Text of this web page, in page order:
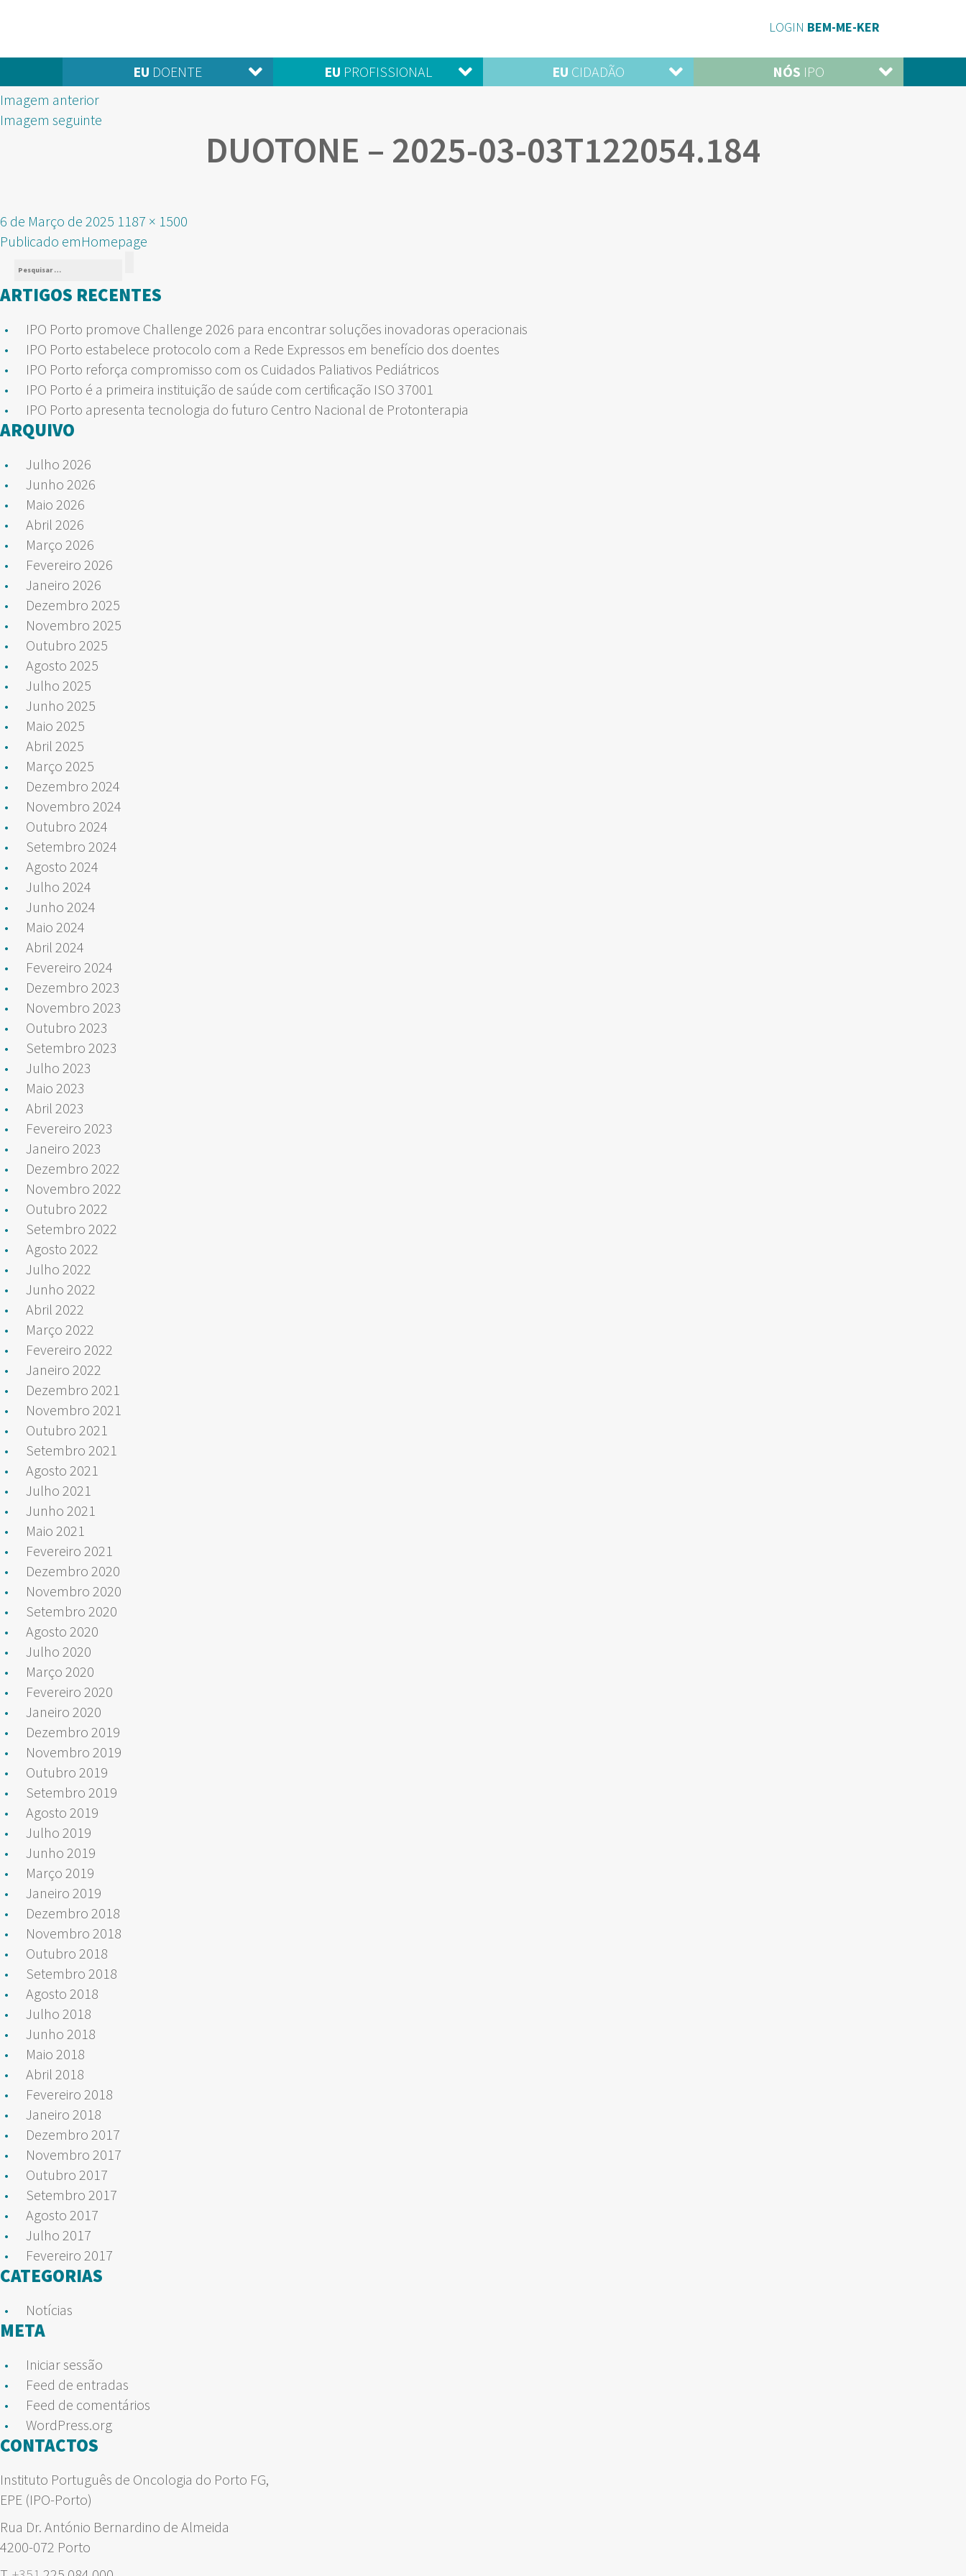
LOGIN BEM-ME-KER
EU DOENTE EU PROFISSIONAL EU CIDADÃO NÓS IPO
Imagem anterior
Imagem seguinte
DUOTONE – 2025-03-03T122054.184
Publicado
em
6 de Março de 2025 Tamanho
real
1187 × 1500
NAVEGAÇÃO
DE
ARTIGOS
Publicado emHomepage
Pesquisar
por:
ARTIGOS RECENTES
IPO Porto promove Challenge 2026 para encontrar soluções inovadoras operacionais
IPO Porto estabelece protocolo com a Rede Expressos em benefício dos doentes
IPO Porto reforça compromisso com os Cuidados Paliativos Pediátricos
IPO Porto é a primeira instituição de saúde com certificação ISO 37001
IPO Porto apresenta tecnologia do futuro Centro Nacional de Protonterapia
ARQUIVO
Julho 2026
Junho 2026
Maio 2026
Abril 2026
Março 2026
Fevereiro 2026
Janeiro 2026
Dezembro 2025
Novembro 2025
Outubro 2025
Agosto 2025
Julho 2025
Junho 2025
Maio 2025
Abril 2025
Março 2025
Dezembro 2024
Novembro 2024
Outubro 2024
Setembro 2024
Agosto 2024
Julho 2024
Junho 2024
Maio 2024
Abril 2024
Fevereiro 2024
Dezembro 2023
Novembro 2023
Outubro 2023
Setembro 2023
Julho 2023
Maio 2023
Abril 2023
Fevereiro 2023
Janeiro 2023
Dezembro 2022
Novembro 2022
Outubro 2022
Setembro 2022
Agosto 2022
Julho 2022
Junho 2022
Abril 2022
Março 2022
Fevereiro 2022
Janeiro 2022
Dezembro 2021
Novembro 2021
Outubro 2021
Setembro 2021
Agosto 2021
Julho 2021
Junho 2021
Maio 2021
Fevereiro 2021
Dezembro 2020
Novembro 2020
Setembro 2020
Agosto 2020
Julho 2020
Março 2020
Fevereiro 2020
Janeiro 2020
Dezembro 2019
Novembro 2019
Outubro 2019
Setembro 2019
Agosto 2019
Julho 2019
Junho 2019
Março 2019
Janeiro 2019
Dezembro 2018
Novembro 2018
Outubro 2018
Setembro 2018
Agosto 2018
Julho 2018
Junho 2018
Maio 2018
Abril 2018
Fevereiro 2018
Janeiro 2018
Dezembro 2017
Novembro 2017
Outubro 2017
Setembro 2017
Agosto 2017
Julho 2017
Fevereiro 2017
CATEGORIAS
Notícias
META
Iniciar sessão
Feed de entradas
Feed de comentários
WordPress.org
CONTACTOS
Instituto Português de Oncologia do Porto FG,
EPE (IPO-Porto)
Rua Dr. António Bernardino de Almeida
4200-072 Porto